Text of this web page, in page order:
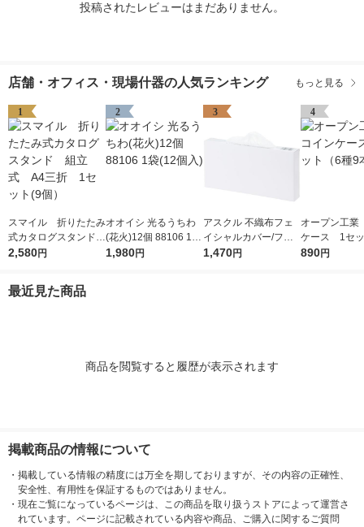
投稿されたレビューはまだありません。
店舗・オフィス・現場什器の人気ランキング もっと見る
1
スマイル 折りたたみ
式カタログスタンド
組立式 A4三折 1セ
2,580円
2
オオイシ 光るうちわ
(花火)12個 88106 1袋
(12個入)
1,980円
3
アスクル 不織布フェ
イシャルカバー/フェ
イスカバー オリジナ
1,470円
4
オープン工
ケース 1セ
種9本入）
890円
最近見た商品
商品を閲覧すると履歴が表示されます
掲載商品の情報について
・ 掲載している情報の精度には万全を期しておりますが、その内容の正確性、
安全性、有用性を保証するものではありません。
・ 現在ご覧になっているページは、この商品を取り扱うストアによって運営さ
れています。ページに記載されている内容や商品、ご購入に関するご質問